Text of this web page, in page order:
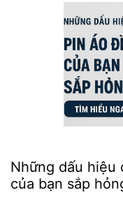
Những dấu hiệu
của bạn sắp